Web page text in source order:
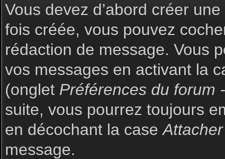
Vous devez d’abord créer
fois créée, vous pouvez
rédaction de message. Vous
vos messages en activant la
(onglet Préférences du forum
suite, vous pourrez toujours
en décochant la case
message.